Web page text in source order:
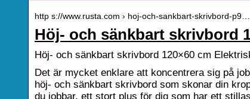
http s://www.rusta.com › hoj-och-sankbart-skrivbord-p9…
Höj- och sänkbart skrivbord
Höj- och sänkbart skrivbord 120×60 cm
Det är mycket enklare att koncentrera sig på
höj- och sänkbart skrivbord som skonar din
du jobbar, ett stort plus för dig som har ett